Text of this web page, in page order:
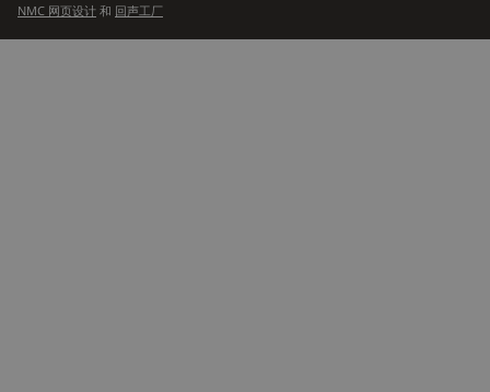
NMC 网页设计 和 回声工厂